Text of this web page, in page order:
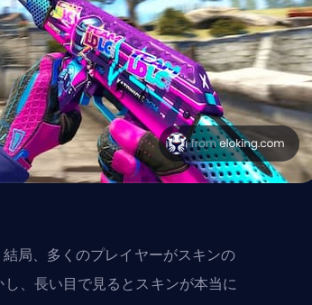
局、多くのプレイヤーがスキンの
、長い目で見るとスキンが本当に